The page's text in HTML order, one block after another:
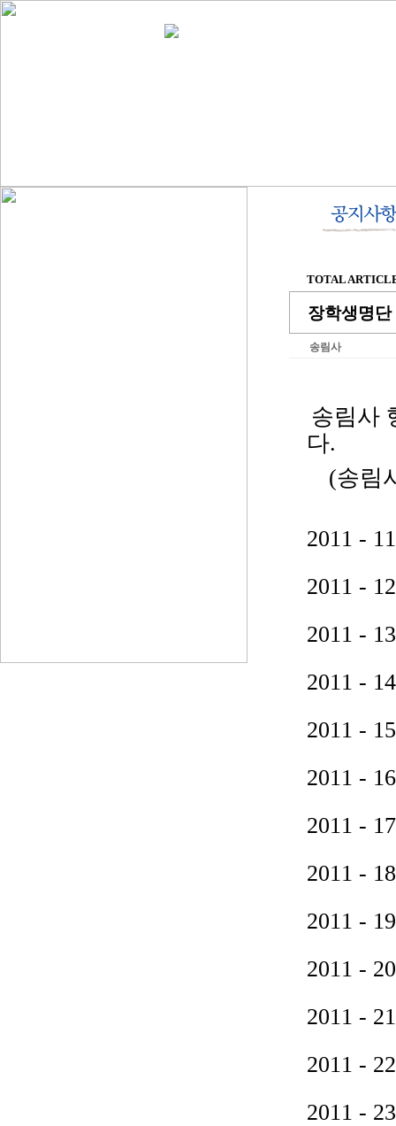
TOTAL
장학생명
송림사
송림사
다.
(송림
2011 -
2011 -
2011 -
2011 -
2011 -
2011 -
2011 -
2011 -
2011 -
2011 -
2011 -
2011 -
2011 -